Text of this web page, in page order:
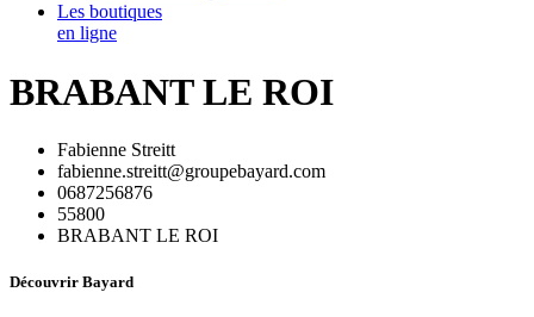
Les boutiques
en ligne
BRABANT LE ROI
Fabienne Streitt
fabienne.streitt@groupebayard.com
0687256876
55800
BRABANT LE ROI
Découvrir Bayard